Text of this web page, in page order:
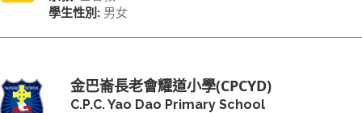
學生性別: 男女
金巴崙長老會耀道小學(CPCYD)
C.P.C. Yao Dao Primary School